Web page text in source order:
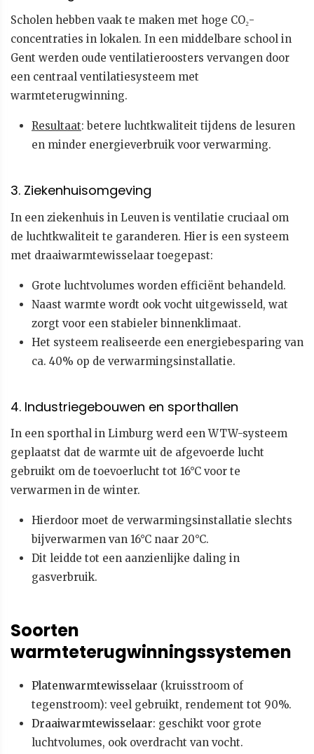
Scholen hebben vaak te maken met hoge CO₂-
concentraties in lokalen. In een middelbare school in
Gent werden oude ventilatieroosters vervangen door
een centraal ventilatiesysteem met
warmteterugwinning.
Resultaat: betere luchtkwaliteit tijdens de lesuren
en minder energieverbruik voor verwarming.
3. Ziekenhuisomgeving
In een ziekenhuis in Leuven is ventilatie cruciaal om
de luchtkwaliteit te garanderen. Hier is een systeem
met draaiwarmtewisselaar toegepast:
Grote luchtvolumes worden efficiënt behandeld.
Naast warmte wordt ook vocht uitgewisseld, wat
zorgt voor een stabieler binnenklimaat.
Het systeem realiseerde een energiebesparing van
ca. 40% op de verwarmingsinstallatie.
4. Industriegebouwen en sporthallen
In een sporthal in Limburg werd een WTW-systeem
geplaatst dat de warmte uit de afgevoerde lucht
gebruikt om de toevoerlucht tot 16°C voor te
verwarmen in de winter.
Hierdoor moet de verwarmingsinstallatie slechts
bijverwarmen van 16°C naar 20°C.
Dit leidde tot een aanzienlijke daling in
gasverbruik.
Soorten
warmteterugwinningssystemen
Platenwarmtewisselaar (kruisstroom of
tegenstroom): veel gebruikt, rendement tot 90%.
Draaiwarmtewisselaar: geschikt voor grote
luchtvolumes, ook overdracht van vocht.